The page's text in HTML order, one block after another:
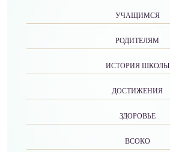
УЧАЩИМСЯ
РОДИТЕЛЯМ
ИСТОРИЯ ШКОЛЫ
ДОСТИЖЕНИЯ
ЗДОРОВЬЕ
ВСОКО